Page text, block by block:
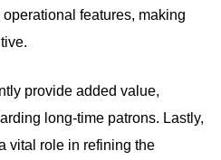
features, making
provide added value,
long-time patrons. Lastly,
vital role in refining the